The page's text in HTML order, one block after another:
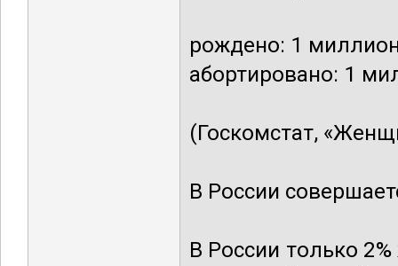
рождено: 1
абортировано: 1
(Госкомстат,
В России
В России только